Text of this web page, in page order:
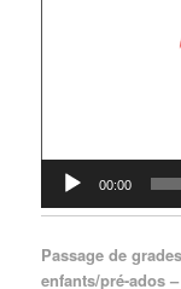
00:00
Passage de
enfants/pré-ados